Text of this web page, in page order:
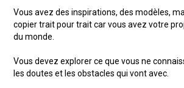
Vous avez des inspirations, des modèles,
copier trait pour trait car vous avez votre
du monde.
Vous devez explorer ce que vous ne
les doutes et les obstacles qui vont avec.